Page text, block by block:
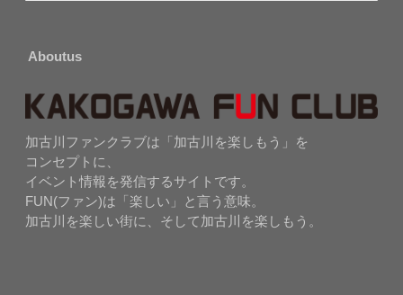
Aboutus
加古川ファンクラブは「加古川を楽しもう」を
コンセプトに、
イベント情報を発信するサイトです。
FUN(ファン)は「楽しい」と言う意味。
加古川を楽しい街に、そして加古川を楽しもう。